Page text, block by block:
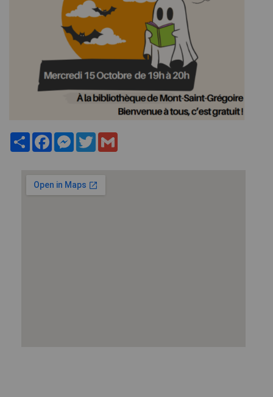
Share FacebookMessenger
Twitter